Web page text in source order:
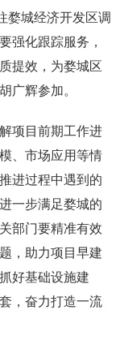
婺城经济开发区调
强化跟踪服务，
提效，为婺城区
广辉参加。
项目前期工作进
、市场应用等情
进过程中遇到的
一步满足婺城的
部门要精准有效
，助力项目早建
好基础设施建
，奋力打造一流